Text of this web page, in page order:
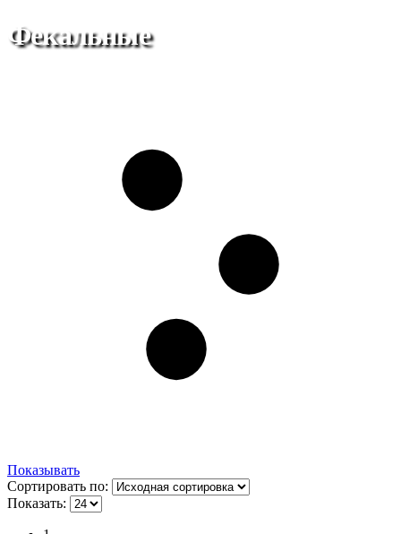
Фекальные
Показывать
Сортировать по:
Показать: